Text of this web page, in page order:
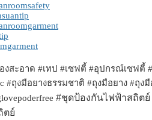
งสะอาด #เทป #เซฟตี้ #อุปกรณ์เซฟ
#ถุงมือยางธรรมชาติ #ถุงมือยาง #
#ชุดป้องกันไฟฟ้าสถิต
ตย์